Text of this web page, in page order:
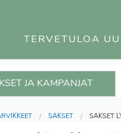
TERVETULOA
JA KAMPANJAT
SAKSET SAKSET